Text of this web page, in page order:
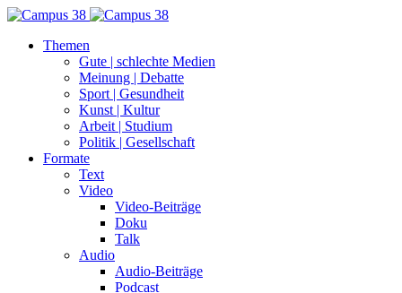
Themen
Gute | schlechte Medien
Meinung | Debatte
Sport | Gesundheit
Kunst | Kultur
Arbeit | Studium
Politik | Gesellschaft
Formate
Text
Video
Video-Beiträge
Doku
Talk
Audio
Audio-Beiträge
Podcast